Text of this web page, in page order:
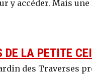
y accéder. Mais
DE LA PETITE
des Traverses